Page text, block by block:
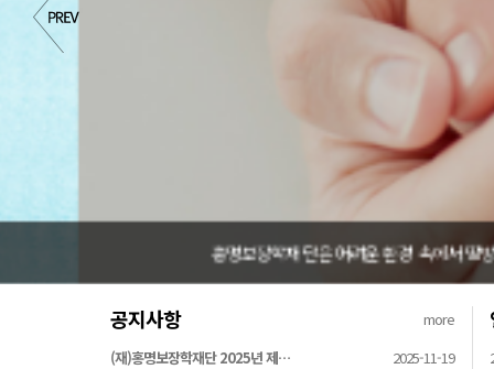
홍명보장학재단은 어려운 환경 속에서 땀방울을 흘
공지사항
more
(재)홍명보장학재단 2025년 제…
2025-11-19